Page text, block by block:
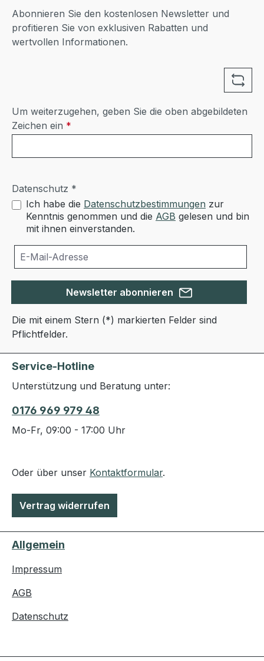
Abonnieren Sie den kostenlosen Newsletter und
profitieren Sie von exklusiven Rabatten und
wertvollen Informationen.
Um weiterzugehen, geben Sie die oben abgebildeten
Zeichen ein *
Datenschutz *
Ich habe die Datenschutzbestimmungen zur
Kenntnis genommen und die AGB gelesen und bin
mit ihnen einverstanden.
Newsletter abonnieren
Die mit einem Stern (*) markierten Felder sind
Pflichtfelder.
Service-Hotline
Unterstützung und Beratung unter:
0176 969 979 48
Mo-Fr, 09:00 - 17:00 Uhr
Oder über unser Kontaktformular.
Vertrag widerrufen
Allgemein
Impressum
AGB
Datenschutz